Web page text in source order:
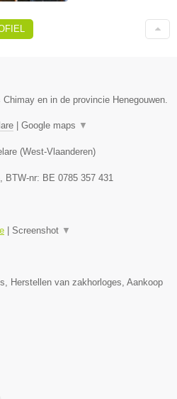
en in de provincie Henegouwen.
| Google maps ▼
(West-Vlaanderen)
, BTW-nr: BE 0785 357 431
| Screenshot ▼
Herstellen van zakhorloges, Aankoop